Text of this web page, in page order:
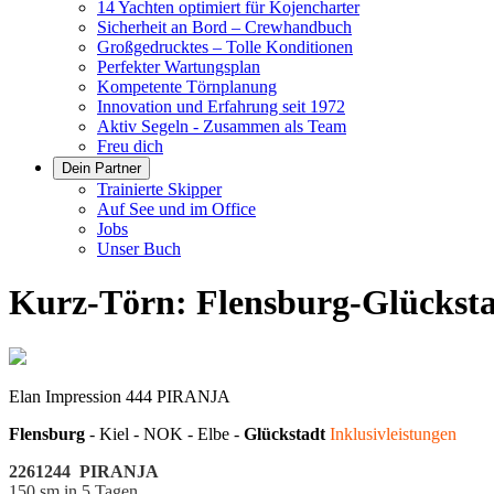
14 Yachten optimiert für Kojencharter
Sicherheit an Bord – Crewhandbuch
Großgedrucktes – Tolle Konditionen
Perfekter Wartungsplan
Kompetente Törnplanung
Innovation und Erfahrung seit 1972
Aktiv Segeln - Zusammen als Team
Freu dich
Dein Partner
Trainierte Skipper
Auf See und im Office
Jobs
Unser Buch
Kurz-Törn: Flensburg-
Elan Impression 444 PIRANJA
Flensburg - Kiel - NOK - Elbe - Glückstadt Inklusivleistungen
2261244 PIRANJA